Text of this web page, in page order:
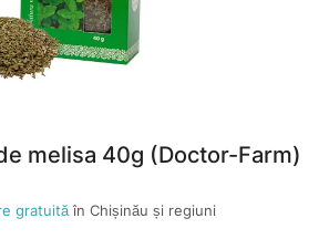
melisa 40g (Doctor-Farm)
gratuităîn Chișinău și regiuni